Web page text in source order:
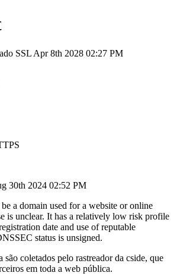
SSL Apr 8th 2028 02:27 PM
30th 2024 02:52 PM
a domain used for a website or online
is unclear. It has a relatively low risk profile
date and use of reputable
status is unsigned.
são coletados pelo rastreador da cside, que
em toda a web pública.